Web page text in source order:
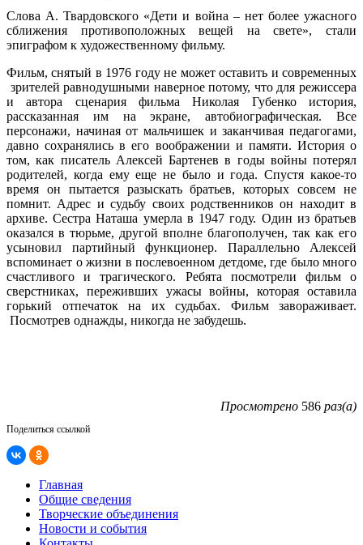
Слова А. Твардовского «Дети и война – нет более ужасного
сближения противоположных вещей на свете», стали
эпиграфом к художественному фильму.
Фильм, снятый в 1976 году не может оставить и современных
зрителей равнодушными наверное потому, что для режиссера
и автора сценария фильма Николая Губенко история,
рассказанная им на экране, автобиографическая. Все
персонажи, начиная от мальчишек и заканчивая педагогами,
давно сохранялись в его воображении и памяти. История о
том, как писатель Алексей Бартенев в годы войны потерял
родителей, когда ему еще не было и года. Спустя какое-то
время он пытается разыскать братьев, которых совсем не
помнит. Адрес и судьбу своих родственников он находит в
архиве. Сестра Наташа умерла в 1947 году. Один из братьев
оказался в тюрьме, другой вполне благополучен, так как его
усыновил партийный функционер. Параллельно Алексей
вспоминает о жизни в послевоенном детдоме, где было много
счастливого и трагического. Ребята посмотрели фильм о
сверстниках, переживших ужасы войны, которая оставила
горький отпечаток на их судьбах. Фильм завораживает.
Посмотрев однажды, никогда не забудешь.
Просмотрено 586 раз(а)
Поделиться ссылкой
Главная
Общие сведения
Творческие объединения
Новости и события